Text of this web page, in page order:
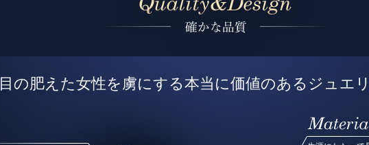
目の肥えた女性を虜にする本当に価値のあるジュエ